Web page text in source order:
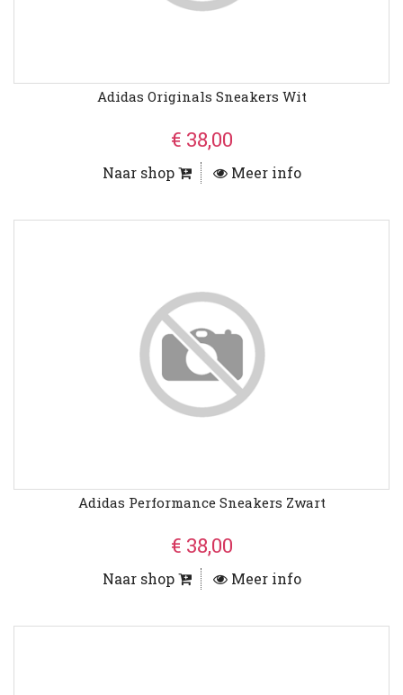
Adidas Originals Sneakers Wit
€ 38,00
Naar shop Meer info
Adidas Performance Sneakers Zwart
€ 38,00
Naar shop Meer info